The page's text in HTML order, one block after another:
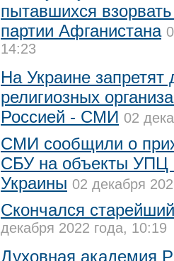
пытавшихся
партии Афганистана
14:23
На Украине запретят
религиозных
Россией - СМИ 02
СМИ сообщили о
СБУ на объекты УПЦ
Украины 02 декабря
Скончался
декабря 2022 года, 10:19
Духовная академия